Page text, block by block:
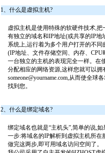
1、什么是虚拟主机?
虚拟主机是使用特殊的软硬件技术,
有独立的域名和IP地址(或共享的IP地
系统上,运行着为多个用户打开的不
(IP地址、文件存储空间、内存、
一台独立的主机的表现完全一样。在
分配相应的网络资源,这样您就可以拥
someone@yourname.com,从而使全球
找到您。
2、什么是绑定域名?
绑定域名也就是“主机头”,简单的说,
一步:将域名的IP解析到虚拟主机所
做完这两步,即可用域名访问空间了。